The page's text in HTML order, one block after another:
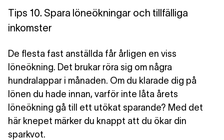
Tips 10. Spara löneökningar och tillfälliga
inkomster
De flesta fast anställda får årligen en viss
löneökning. Det brukar röra sig om några
hundralappar i månaden. Om du klarade dig på
lönen du hade innan, varför inte låta årets
löneökning gå till ett utökat sparande? Med det
här knepet märker du knappt att du ökar din
sparkvot.